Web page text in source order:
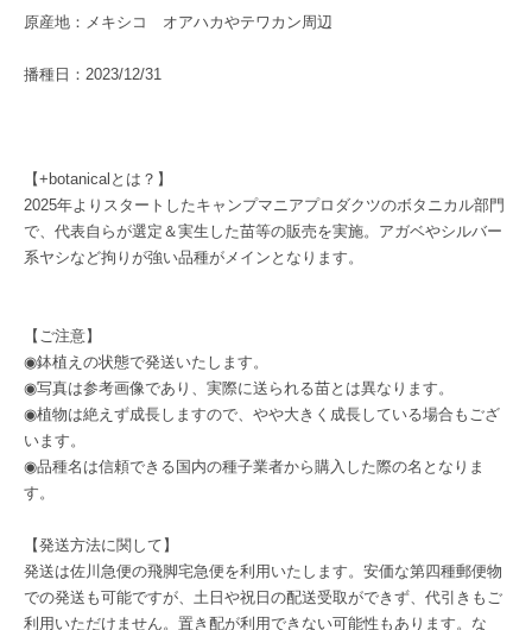
原産地：メキシコ オアハカやテワカン周辺
播種日：2023/12/31
【+botanicalとは？】
2025年よりスタートしたキャンプマニアプロダクツのボタニカル部門
で、代表自らが選定＆実生した苗等の販売を実施。アガベやシルバー
系ヤシなど拘りが強い品種がメインとなります。
【ご注意】
◉鉢植えの状態で発送いたします。
◉写真は参考画像であり、実際に送られる苗とは異なります。
◉植物は絶えず成長しますので、やや大きく成長している場合もござ
います。
◉品種名は信頼できる国内の種子業者から購入した際の名となりま
す。
【発送方法に関して】
発送は佐川急便の飛脚宅急便を利用いたします。安価な第四種郵便物
での発送も可能ですが、土日や祝日の配送受取ができず、代引きもご
利用いただけません。置き配が利用できない可能性もあります。な